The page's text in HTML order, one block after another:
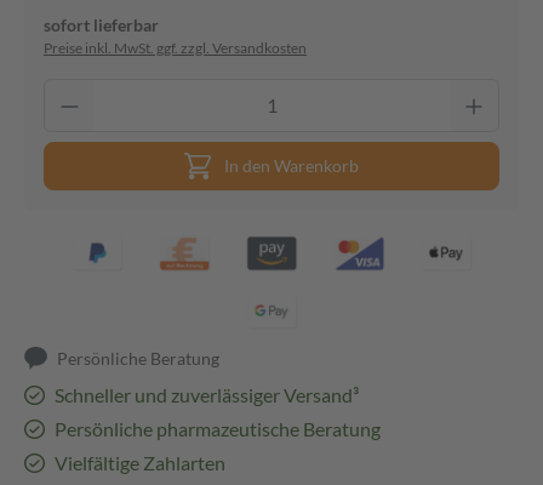
sofort lieferbar
Preise inkl. MwSt. ggf. zzgl. Versandkosten
In den Warenkorb
Persönliche Beratung
Schneller und zuverlässiger Versand³
Persönliche pharmazeutische Beratung
Vielfältige Zahlarten